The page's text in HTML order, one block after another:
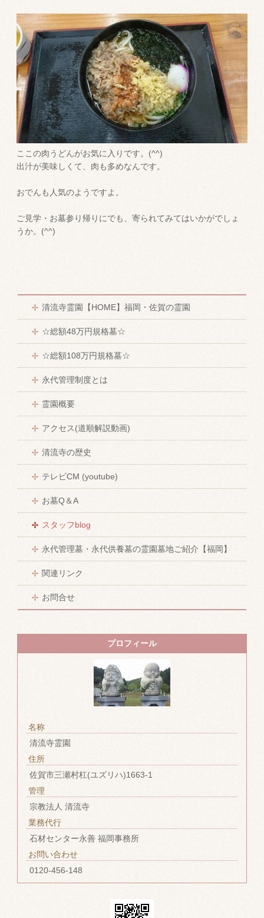
ここの肉うどんがお気に入りです。(^^)
出汁が美味しくて、肉も多めなんです。
おでんも人気のようですよ。
ご見学・お墓参り帰りにでも、寄られてみてはいかがでしょ
うか。(^^)
清流寺霊園【HOME】福岡・佐賀の霊園
☆総額48万円規格墓☆
☆総額108万円規格墓☆
永代管理制度とは
霊園概要
アクセス(道順解説動画)
清流寺の歴史
テレビCM (youtube)
お墓Q＆A
スタッフblog
永代管理墓・永代供養墓の霊園墓地ご紹介【福岡】
関連リンク
お問合せ
プロフィール
名称
清流寺霊園
住所
佐賀市三瀬村杠(ユズリハ)1663-1
管理
宗教法人 清流寺
業務代行
石材センター永善 福岡事務所
お問い合わせ
0120-456-148